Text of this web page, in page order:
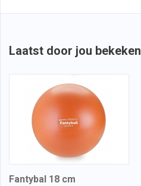
Laatst door jou bekeken
Fantybal 18 cm